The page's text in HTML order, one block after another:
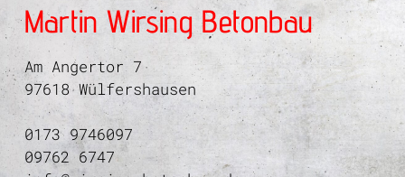
Martin Wirsing Betonbau
Am Angertor 7
97618 Wülfershausen
0173 9746097
09762 6747